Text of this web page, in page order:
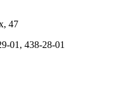
47
01, 438-28-01